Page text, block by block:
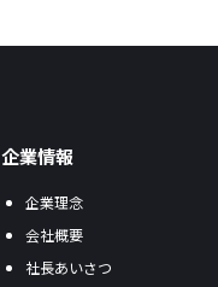
企業情報
企業理念
会社概要
社長あいさつ